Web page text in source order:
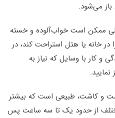
می‌شود.
ممکن است خواب‌آلوده و خسته
در خانه یا هتل استراحت کند، در
و کار با وسایل که نیاز به
.
و کاشت، طبیعی است که بیشتر
از حدود یک تا سه ساعت پس